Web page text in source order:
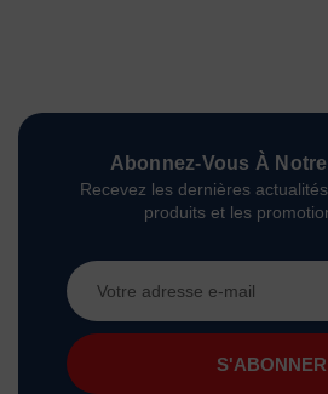
Abonnez-Vous À
Recevez les dernières
produits et les
Adresse
e-
mail